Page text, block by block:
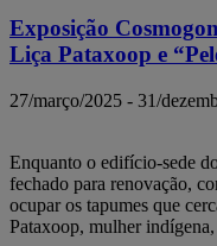
Exposição
Liça Pataxoop e
27/março/2025 - 31/
Enquanto o edifício-sede
fechado para renovação,
ocupar os tapumes que
Pataxoop, mulher